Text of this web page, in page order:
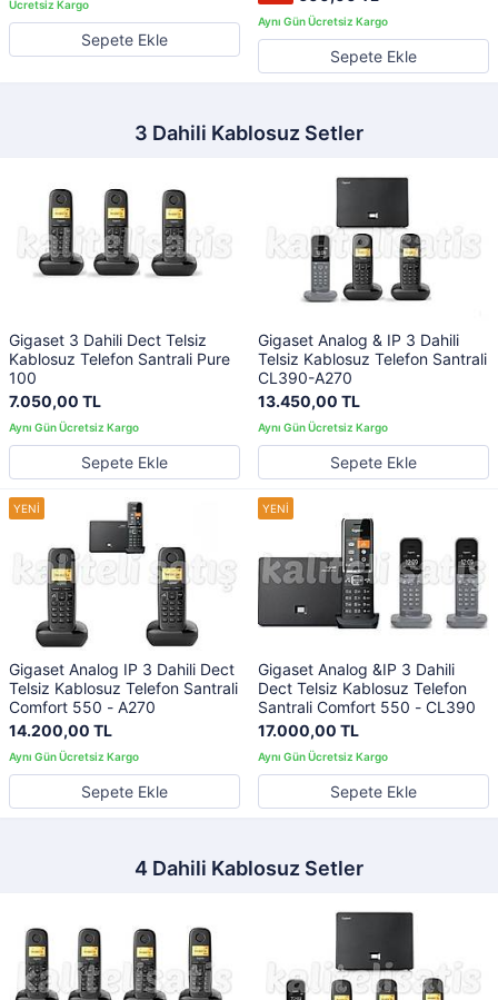
Sepete Ekle
Sepete Ekle
3 Dahili Kablosuz Setler
Gigaset 3 Dahili Dect Telsiz
Kablosuz Telefon Santrali Pure
100
7.050,00 TL
Sepete Ekle
Gigaset Analog & IP 3 Dahili
Telsiz Kablosuz Telefon Santrali
CL390-A270
13.450,00 TL
Sepete Ekle
Gigaset Analog IP 3 Dahili Dect
Telsiz Kablosuz Telefon Santrali
Comfort 550 - A270
14.200,00 TL
Sepete Ekle
Gigaset Analog &IP 3 Dahili
Dect Telsiz Kablosuz Telefon
Santrali Comfort 550 - CL390
17.000,00 TL
Sepete Ekle
4 Dahili Kablosuz Setler